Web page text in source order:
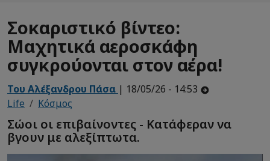
Σοκαριστικό βίντεο:
Μαχητικά αεροσκάφη
συγκρούονται στον αέρα!
Του Αλέξανδρου Πάσα | 18/05/26 - 14:53
Life
Κόσμος
Σώοι οι επιβαίνοντες - Κατάφεραν να
βγουν με αλεξίπτωτα.